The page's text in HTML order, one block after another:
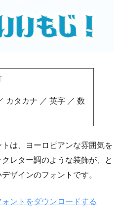
カタカナ ／ 英字 ／ 数
は、ヨーロピアンな雰囲気を
レター調のような装飾が、と
ザインのフォントです。
ォントをダウンロードする